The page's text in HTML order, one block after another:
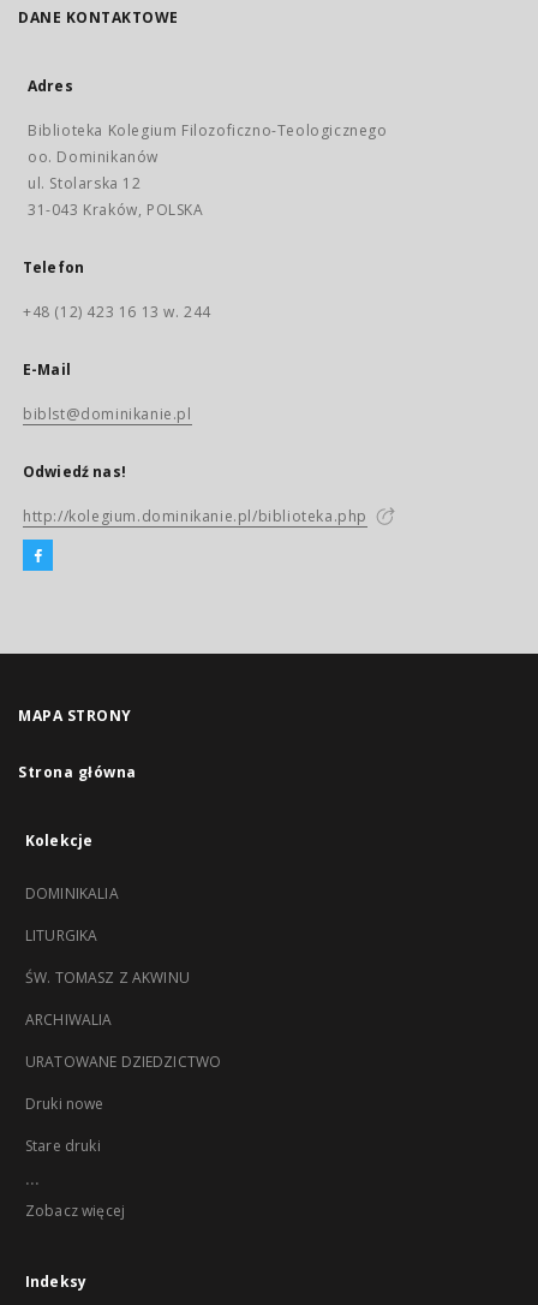
DANE KONTAKTOWE
Adres
Biblioteka Kolegium Filozoficzno-Teologicznego
oo. Dominikanów
ul. Stolarska 12
31-043 Kraków, POLSKA
Telefon
+48 (12) 423 16 13 w. 244
E-Mail
biblst@dominikanie.pl
Odwiedź nas!
http://kolegium.dominikanie.pl/biblioteka.php
MAPA STRONY
Strona główna
Kolekcje
DOMINIKALIA
LITURGIKA
ŚW. TOMASZ Z AKWINU
ARCHIWALIA
URATOWANE DZIEDZICTWO
Druki nowe
Stare druki
...
Zobacz więcej
Indeksy